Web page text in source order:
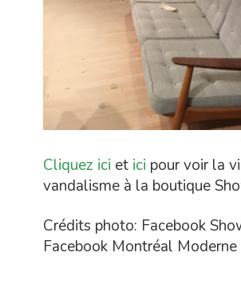
Cliquez ici et ici pour voir la
vandalisme à la boutique
Crédits photo: Facebook
Facebook Montréal Moderne